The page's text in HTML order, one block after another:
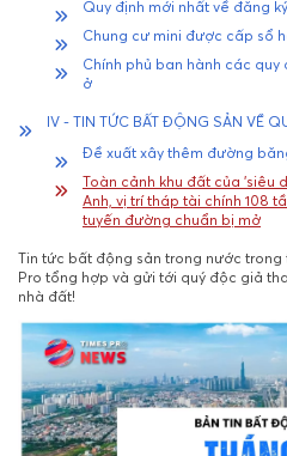
Quy định mới nhất về đăng
Chung cư mini được cấp sổ
Chính phủ ban hành các
ở
IV - TIN TỨC BẤT ĐỘNG SẢN VỀ
Đề xuất xây thêm đường
Toàn cảnh khu đất của 'siêu
Anh, vị trí tháp tài chính 108
tuyến đường chuẩn bị mở
Tin tức bất động sản trong nước
Pro tổng hợp và gửi tới quý độc giả
nhà đất!